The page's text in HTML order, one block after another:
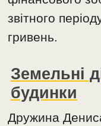
звітного
гривень.
Земельні
будинки
Дружина